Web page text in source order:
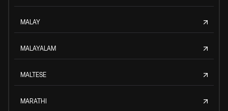
MALAY
MALAYALAM
MALTESE
MARATHI